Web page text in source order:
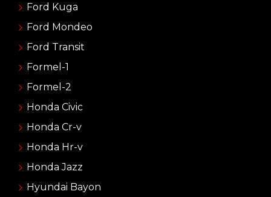
Ford Kuga
Ford Mondeo
Ford Transit
Formel-1
Formel-2
Honda Civic
Honda Cr-v
Honda Hr-v
Honda Jazz
Hyundai Bayon